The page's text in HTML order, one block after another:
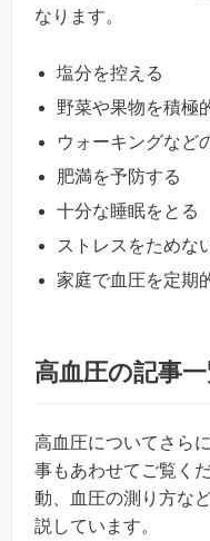
なります。
塩分を控える
野菜や果物を積極
ウォーキングなど
肥満を予防する
十分な睡眠をとる
ストレスをためな
家庭で血圧を定期
高血圧の記事
高血圧についてさら
事もあわせてご覧く
動、血圧の測り方な
説しています。